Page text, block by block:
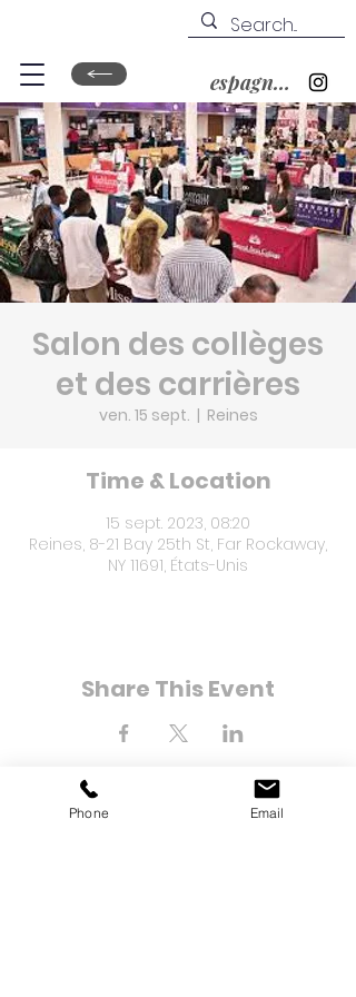
espagnol&nbsp;?
Salon des collèges
et des carrières
ven. 15 sept.
  |
Reines
Time & Location
15 sept. 2023, 08:20
Reines, 8-21 Bay 25th St, Far Rockaway,
NY 11691, États-Unis
Share This Event
Phone Email